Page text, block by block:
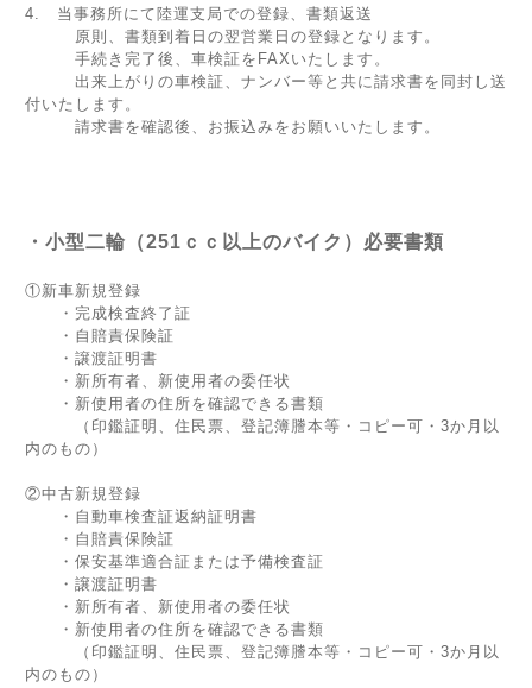
4. 当事務所にて陸運支局での登録、書類返送
原則、書類到着日の翌営業日の登録となります。
手続き完了後、車検証をFAXいたします。
出来上がりの車検証、ナンバー等と共に請求書を同封し送
付いたします。
請求書を確認後、お振込みをお願いいたします。
・小型二輪（251ｃｃ以上のバイク）必要書類
①新車新規登録
・完成検査終了証
・自賠責保険証
・譲渡証明書
・新所有者、新使用者の委任状
・新使用者の住所を確認できる書類
（印鑑証明、住民票、登記簿謄本等・コピー可・3か月以
内のもの）
②中古新規登録
・自動車検査証返納証明書
・自賠責保険証
・保安基準適合証または予備検査証
・譲渡証明書
・新所有者、新使用者の委任状
・新使用者の住所を確認できる書類
（印鑑証明、住民票、登記簿謄本等・コピー可・3か月以
内のもの）